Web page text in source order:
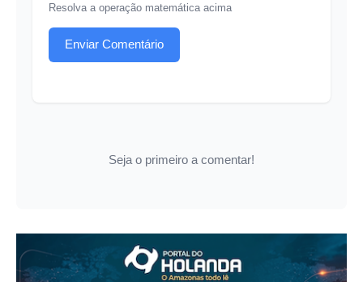
Resolva a operação matemática acima
Enviar Comentário
Seja o primeiro a comentar!